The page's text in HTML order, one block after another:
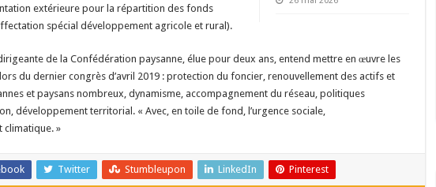
extérieure pour la répartition des fonds
spécial développement agricole et rural).
de la Confédération paysanne, élue pour deux ans, entend mettre en œuvre les
du dernier congrès d’avril 2019 : protection du foncier, renouvellement des actifs et
et paysans nombreux, dynamisme, accompagnement du réseau, politiques
développement territorial. « Avec, en toile de fond, l’urgence sociale,
climatique. »
Twitter Stumbleupon LinkedIn Pinterest